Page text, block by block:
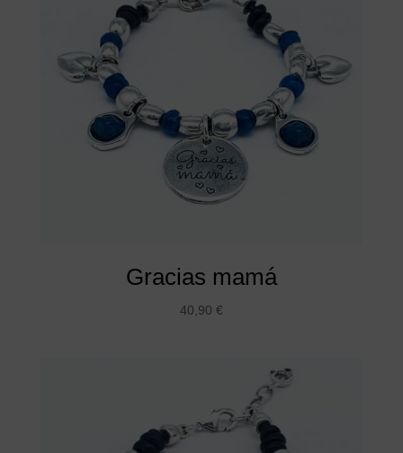
Gracias mamá
40,90 €